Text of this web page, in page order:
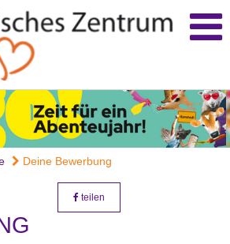
Deine Bewerbung
teilen